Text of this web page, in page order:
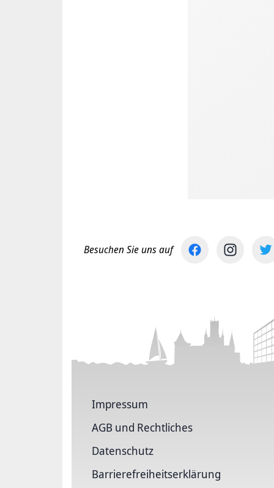
Besuchen Sie uns auf
Impressum
AGB und Rechtliches
Datenschutz
Barriere­freiheits­erklärung